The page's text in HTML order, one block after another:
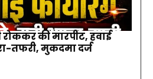
रोककर की मारपीट, हवाई
तफरी, मुकदमा दर्ज